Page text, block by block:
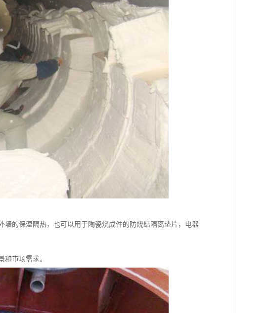
的保温隔热，也可以用于陶瓷烧成件的防烧结隔离垫片，电器
市场需求。